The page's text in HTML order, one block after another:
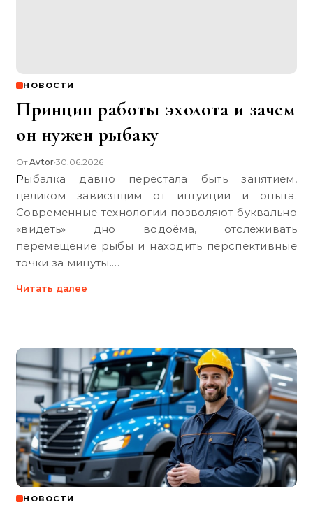
НОВОСТИ
Принцип работы эхолота и зачем
он нужен рыбаку
ОтAvtor•30.06.2026
Рыбалка давно перестала быть занятием,
целиком зависящим от интуиции и опыта.
Современные технологии позволяют буквально
«видеть» дно водоёма, отслеживать
перемещение рыбы и находить перспективные
точки за минуты.…
Читать далее
НОВОСТИ